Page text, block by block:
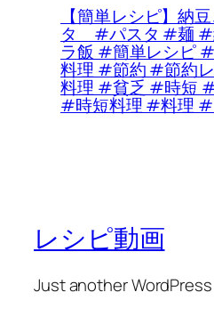
【簡単レシピ】納
タ #パスタ #麺 #
ラ飯 #簡単レシピ
料理 #節約 #節約
料理 #貧乏 #時短
#時短料理 #料理
レシピ動画
Just another